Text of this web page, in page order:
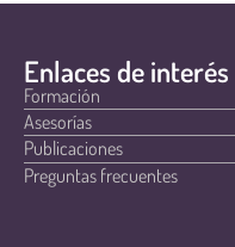
Enlaces de interés
Formación
Asesorías
Publicaciones
Preguntas frecuentes